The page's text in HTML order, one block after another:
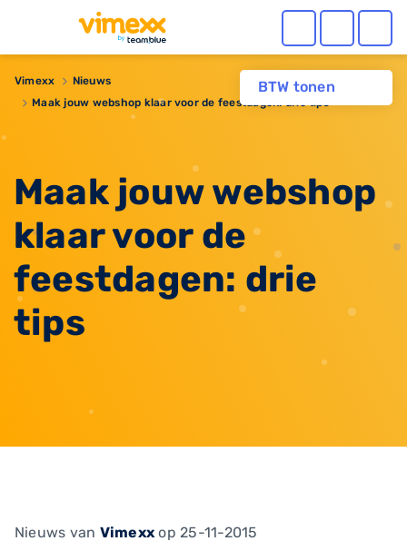
BTW tonen
Vimexx
Nieuws
Maak jouw webshop klaar voor de feestdagen: drie tips
Maak jouw webshop
klaar voor de
feestdagen: drie
tips
Nieuws van Vimexx op 25-11-2015